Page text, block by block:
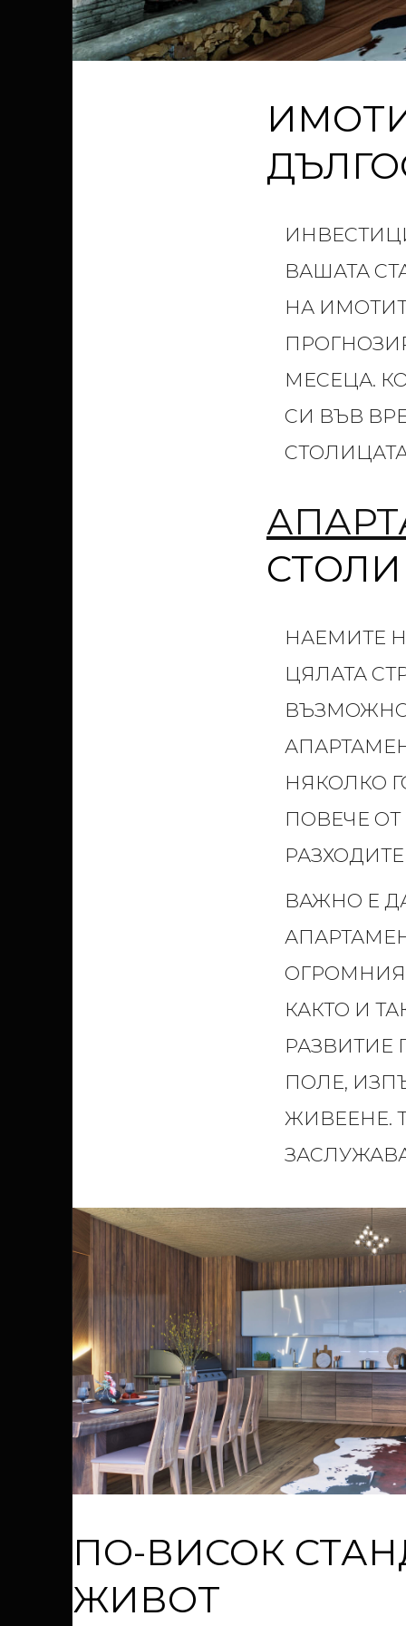
ВАШАТА
НА
МЕСЕЦА.
СИ ВЪВ
НАЕМИТЕ
ЦЯЛАТА
НЯКОЛКО
ПОВЕЧЕ
ВАЖНО Е
КАКТО И
РАЗВИТИЕ
ПОЛЕ,
ЖИВЕЕНЕ.
ПО-ВИСОК
ЖИВОТ